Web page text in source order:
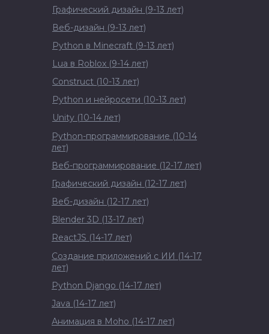
Графический дизайн (9-13 лет)
Python в Minecraft (9-13 лет)
Веб-дизайн (9-13 лет)
Lua в Roblox (9-14 лет)
Python и нейросети (10-13 лет)
Construct (10-13 лет)
Python-программирование (10-14
лет)
Unity (10-14 лет)
Веб-дизайн (12-17 лет)
Веб-программирование (12-17 лет)
Графический дизайн (12-17 лет)
Blender 3D (13-17 лет)
Python Django (14-17 лет)
Java (14-17 лет)
Анимация в Moho (14-17 лет)
ReactJS (14-17 лет)
Создание приложений с ИИ (14-17
лет)